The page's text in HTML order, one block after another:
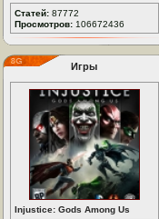
Статей: 87772
Просмотров: 106672436
Игры
Injustice: Gods Among Us